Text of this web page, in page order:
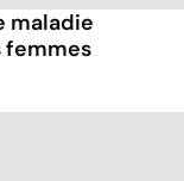
maladie
femmes